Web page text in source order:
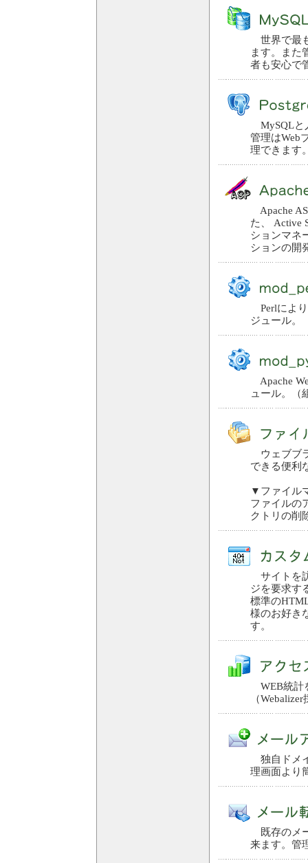
世界で最
ます。また
者も安心で
MySQLと
管理はWeb
理できます
Apache
た、 Active
ションマネ
ションの開
Perlにより
ジュール。
Apache
ュール。（
ウェブブ
できる便利
▼ファイル
ファイルの
クトリの削
サイトを
ジを要求す
標準の
様のお好き
す。
WEB統計
（
独自ドメ
理画面より
既存のメ
来ます。管